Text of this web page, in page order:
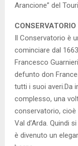
Arancione” del
Il Conservatorio è
cominciare dal
Francesco
defunto don
tutti i suoi averi.Da
complesso, una
conservatorio, cioè
Val d’Arda. Quindi
è divenuto un